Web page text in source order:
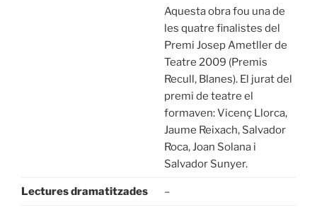
Aquesta obra fou una de
les quatre finalistes del
Premi Josep Ametller de
Teatre 2009 (Premis
Recull, Blanes). El jurat del
premi de teatre el
formaven: Vicenç Llorca,
Jaume Reixach, Salvador
Roca, Joan Solana i
Salvador Sunyer.
Lectures dramatitzades –